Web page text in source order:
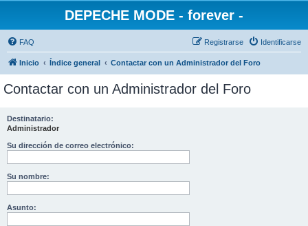
DEPECHE MODE - forever -
FAQ Identificarse
Registrarse
Inicio Índice general Contactar con un Administrador del Foro
Contactar con un Administrador del Foro
Destinatario:
Administrador
Su dirección de correo electrónico:
Su nombre:
Asunto: